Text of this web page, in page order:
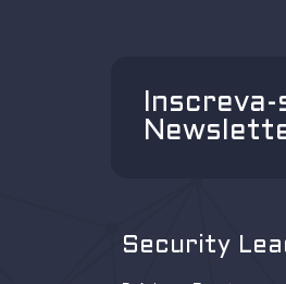
Security